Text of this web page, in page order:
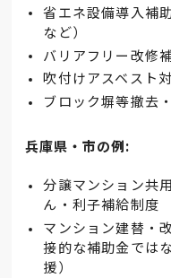
省エネ設備導入補
など）
バリアフリー改修
吹付けアスベスト
ブロック塀等撤去
兵庫県・市の例:
分譲マンション共
ん・利子補給制度
マンション建替・
接的な補助金では
援）